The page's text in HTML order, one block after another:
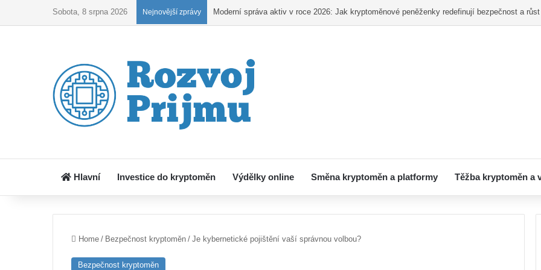
Sobota, 8 srpna 2026 Nejnovější zprávy Kryptoobchodování pro začátečníky – Od registrace po první nákup
Hlavní Investice do kryptoměn Výdělky online Směna kryptoměn a platformy Těžba kryptoměn a
Home / Bezpečnost kryptoměn / Je kybernetické pojištění vaší správnou volbou?
Bezpečnost kryptoměn